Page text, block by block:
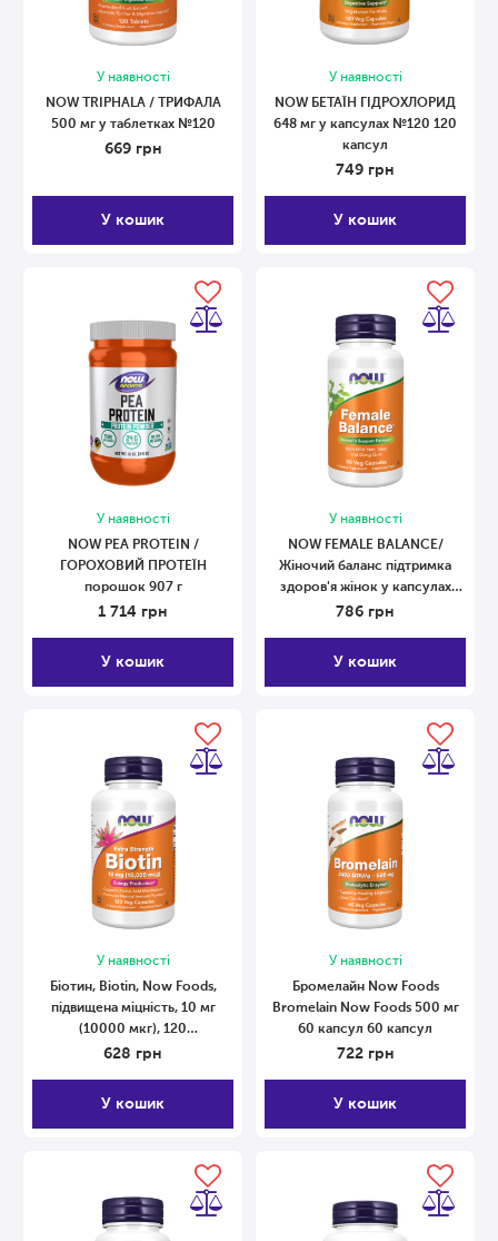
У наявності
NOW TRIPHALA / ТРИФАЛА
500 мг у таблетках №120
669 грн
У кошик
У наявності
NOW БЕТАЇН ГІДРОХЛОРИД
648 мг у капсулах №120 120
капсул
749 грн
У кошик
У наявності
NOW PEA PROTEIN /
ГОРОХОВИЙ ПРОТЕЇН
порошок 907 г
1 714 грн
У кошик
У наявності
NOW FEMALE BALANCE/
Жіночий баланс підтримка
здоров'я жінок у капсулах
№90 90 капсул
786 грн
У кошик
У наявності
Біотин, Biotin, Now Foods,
підвищена міцність, 10 мг
(10000 мкг), 120
вегетаріанських капсул 120
628 грн
У кошик
У наявності
Бромелайн Now Foods
Bromelain Now Foods 500 мг
60 капсул 60 капсул
722 грн
У кошик